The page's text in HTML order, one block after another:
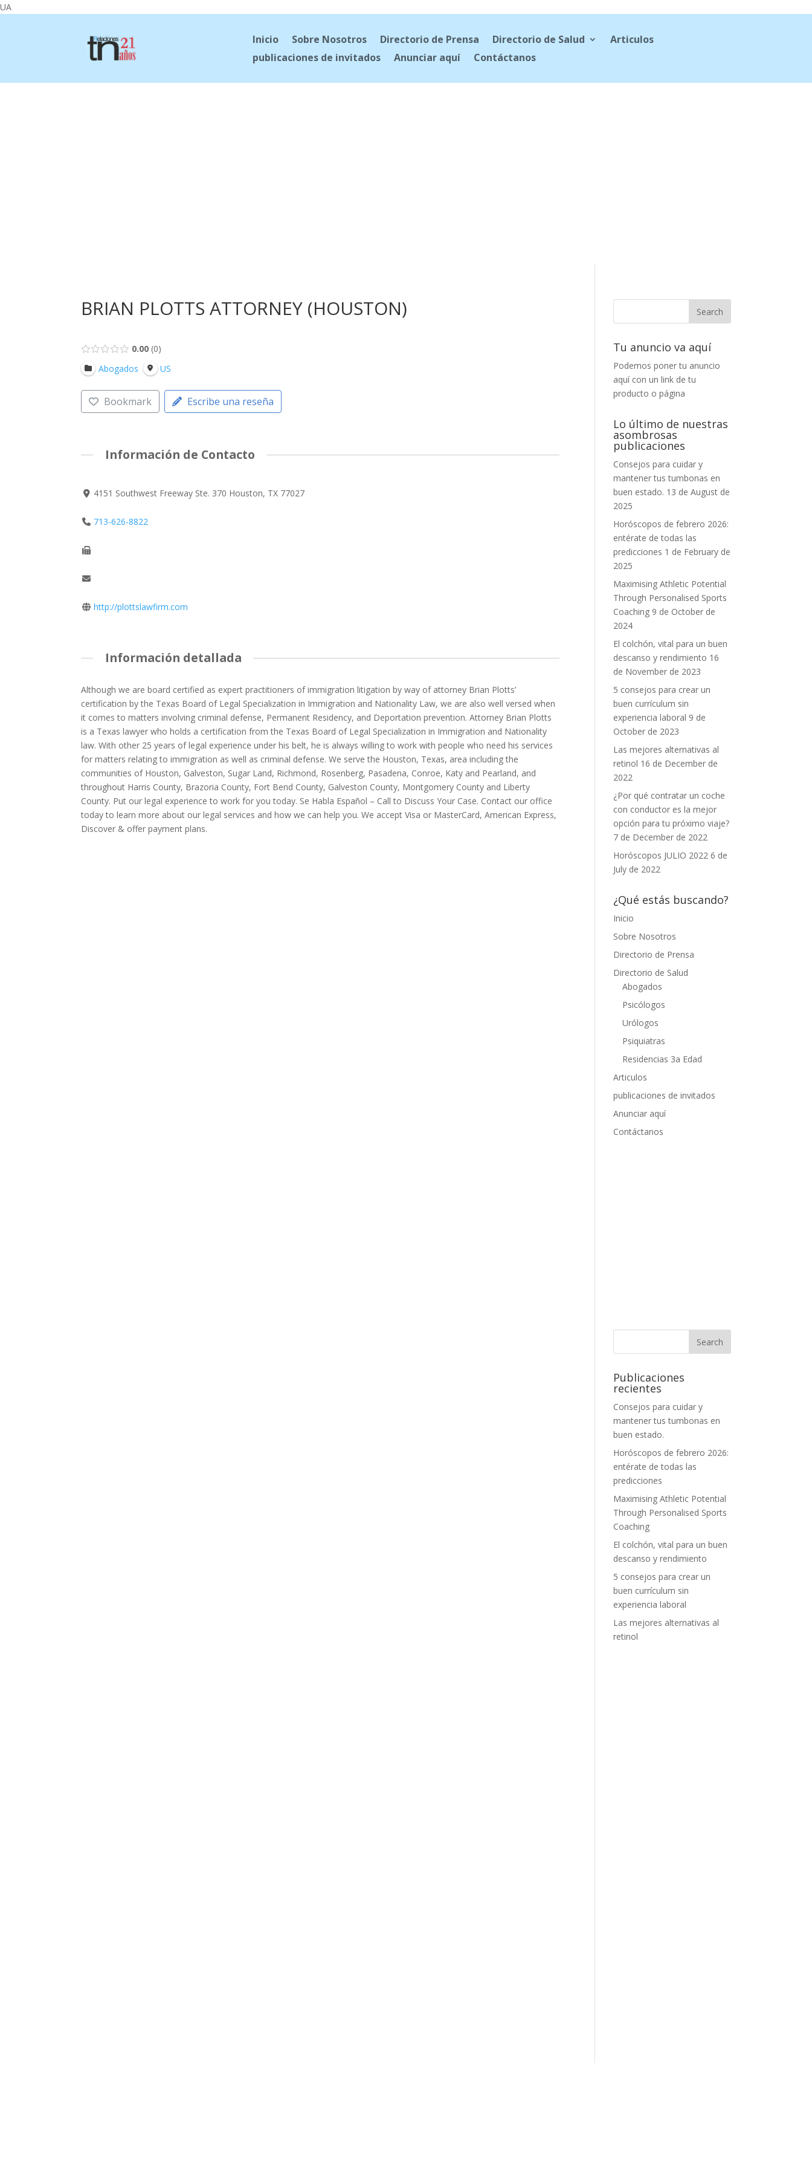
UA
Inicio Sobre Nosotros Directorio de Prensa Directorio de Salud
Articulos
publicaciones de invitados
Anunciar aquí Contáctanos
BRIAN PLOTTS ATTORNEY (HOUSTON)
0.00 0
Abogados
US
Bookmark Escribe una reseña
Información de Contacto
4151 Southwest Freeway Ste. 370 Houston, TX 77027
713-626-8822
http://plottslawfirm.com
Información detallada
Although we are board certified as expert practitioners of immigration litigation by way of attorney Brian Plotts’
certification by the Texas Board of Legal Specialization in Immigration and Nationality Law, we are also well versed when
it comes to matters involving criminal defense, Permanent Residency, and Deportation prevention. Attorney Brian Plotts
is a Texas lawyer who holds a certification from the Texas Board of Legal Specialization in Immigration and Nationality
law. With other 25 years of legal experience under his belt, he is always willing to work with people who need his services
for matters relating to immigration as well as criminal defense. We serve the Houston, Texas, area including the
communities of Houston, Galveston, Sugar Land, Richmond, Rosenberg, Pasadena, Conroe, Katy and Pearland, and
throughout Harris County, Brazoria County, Fort Bend County, Galveston County, Montgomery County and Liberty
County. Put our legal experience to work for you today. Se Habla Español – Call to Discuss Your Case. Contact our office
today to learn more about our legal services and how we can help you. We accept Visa or MasterCard, American Express,
Discover & offer payment plans.
Tu anuncio va aquí
Podemos poner tu anuncio
aquí con un link de tu
producto o página
Lo último de nuestras
asombrosas
publicaciones
Consejos para cuidar y
mantener tus tumbonas en
buen estado. 13 de August de
2025
Horóscopos de febrero 2026:
entérate de todas las
predicciones 1 de February de
2025
Maximising Athletic Potential
Through Personalised Sports
Coaching 9 de October de
2024
El colchón, vital para un buen
descanso y rendimiento 16
de November de 2023
5 consejos para crear un
buen currículum sin
experiencia laboral 9 de
October de 2023
Las mejores alternativas al
retinol 16 de December de
2022
¿Por qué contratar un coche
con conductor es la mejor
opción para tu próximo viaje?
7 de December de 2022
Horóscopos JULIO 2022 6 de
July de 2022
¿Qué estás buscando?
Inicio
Sobre Nosotros
Directorio de Prensa
Directorio de Salud
Abogados
Psicólogos
Urólogos
Psiquiatras
Residencias 3a Edad
Articulos
publicaciones de invitados
Anunciar aquí
Contáctanos
Publicaciones
recientes
Consejos para cuidar y
mantener tus tumbonas en
buen estado.
Horóscopos de febrero 2026:
entérate de todas las
predicciones
Maximising Athletic Potential
Through Personalised Sports
Coaching
El colchón, vital para un buen
descanso y rendimiento
5 consejos para crear un
buen currículum sin
experiencia laboral
Las mejores alternativas al
retinol